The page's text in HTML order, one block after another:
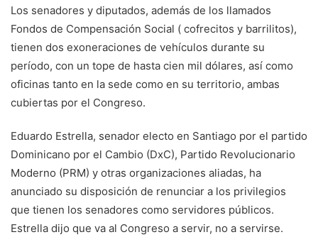
Los senadores y diputa­dos, además de los llama­dos
Fondos de Compensa­ción Social ( cofrecitos y barrilitos),
tienen dos exo­neraciones de vehículos durante su
período, con un tope de hasta cien mil dólares, así como
oficinas tanto en la sede como en su territorio, ambas
cubier­tas por el Congreso.
Eduardo Estrella, sena­dor electo en Santiago por el partido
Dominicano por el Cambio (DxC), Partido Revolucionario
Moderno (PRM) y otras organizacio­nes aliadas, ha
anunciado su disposición de renun­ciar a los privilegios
que tienen los senadores como servidores públicos.
Estrella dijo que va al Congreso a servir, no a ser­virse.